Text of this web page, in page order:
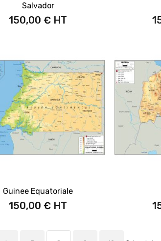
Salvador
150,00 €
Guinee Equatoriale
150,00 €